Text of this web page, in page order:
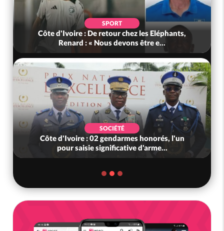
SPORT
Côte d'Ivoire : De retour chez les Eléphants,
Renard : « Nous devons être e...
SOCIÉTÉ
Côte d'Ivoire : 02 gendarmes honorés, l'un
pour saisie significative d'arme...